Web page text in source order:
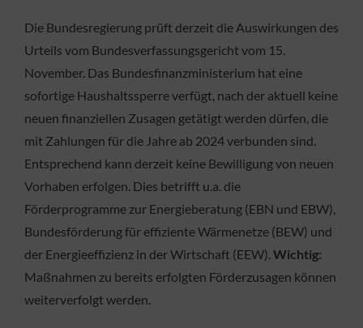
KONTAKT
Die Bundesregierung prüft derzeit die Auswirkungen des
Urteils vom Bundesverfassungsgericht vom 15.
November. Das Bundesfinanzministerium hat eine
sofortige Haushaltssperre verfügt, nach der aktuell keine
neuen finanziellen Zusagen getätigt werden dürfen, die
mit Zahlungen für die Jahre ab 2024 verbunden sind.
Entsprechend kann derzeit keine Bewilligung von neuen
Vorhaben erfolgen. Dies betrifft u.a. die
Förderprogramme zur Energieberatung (EBN und EBW),
Bundesförderung für effiziente Wärmenetze (BEW) und
der Energieeffizienz in der Wirtschaft (EEW).Wichtig:
Maßnahmen zu bereits erfolgten Förderzusagen können
weiterverfolgt werden.